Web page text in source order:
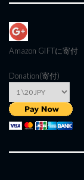
Amazon GIFTに寄付
Donation(寄付)